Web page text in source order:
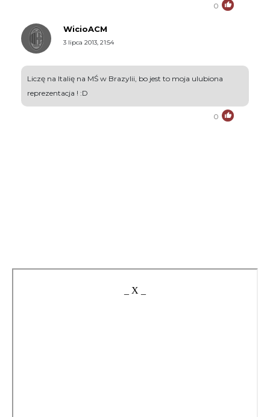
0
WicioACM
3 lipca 2013, 21:54
Liczę na Italię na MŚ w Brazylii, bo jest to moja ulubiona
reprezentacja ! :D
0